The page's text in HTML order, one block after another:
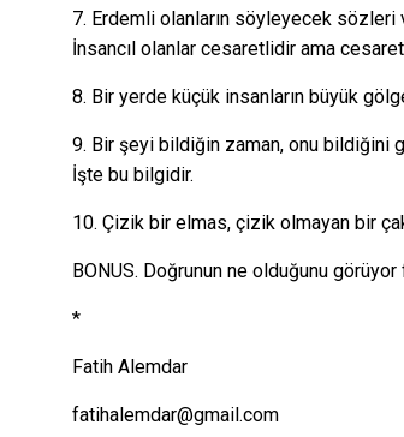
7. Erdemli olanların söyleyecek sözleri
İnsancıl olanlar cesaretlidir ama
8. Bir yerde küçük insanların büyük
9. Bir şeyi bildiğin zaman, onu bildiğini
İşte bu bilgidir.
10. Çizik bir elmas, çizik olmayan bir
BONUS. Doğrunun ne olduğunu
*
Fatih Alemdar
fatihalemdar@gmail.com